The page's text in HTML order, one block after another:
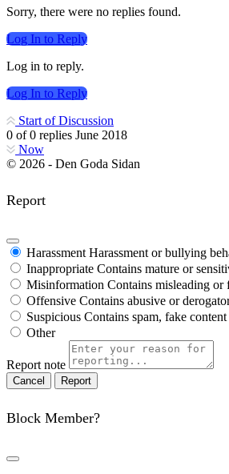
Sorry, there were no replies found.
Log In to Reply
Log in to reply.
Log In to Reply
Start of Discussion
0 of0 replies June 2018
Now
© 2026 - Den Goda Sidan
Report
Harassment Harassment or bullying
Inappropriate Contains mature or
Misinformation Contains misleading or
Offensive Contains abusive or
Suspicious Contains spam, fake
Other
Report note
Report
Block Member?